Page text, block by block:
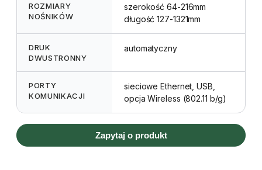
ROZMIARY
NOŚNIKÓW
szerokość 64-216mm
długość 127-1321mm
DRUK
DWUSTRONNY
automatyczny
PORTY
KOMUNIKACJI
sieciowe Ethernet, USB,
opcja Wireless (802.11 b/g)
Zapytaj o produkt